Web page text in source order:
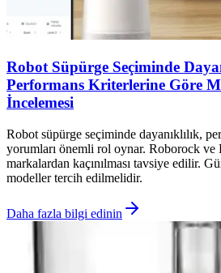
Robot Süpürge Seçiminde
Performans Kriterlerine Göre
İncelemesi
Robot süpürge seçiminde dayanıklılık,
yorumları önemli rol oynar. Roborock ve
markalardan kaçınılması tavsiye edilir.
modeller tercih edilmelidir.
Daha fazla bilgi edinin